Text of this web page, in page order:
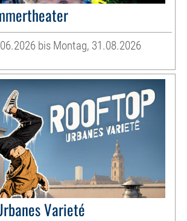
bis Montag, 31.08.2026
Varieté